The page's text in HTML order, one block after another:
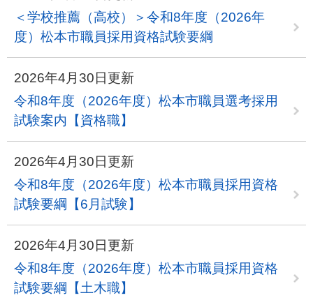
＜学校推薦（高校）＞令和8年度（2026年
度）松本市職員採用資格試験要綱
2026年4月30日更新
令和8年度（2026年度）松本市職員選考採用
試験案内【資格職】
2026年4月30日更新
令和8年度（2026年度）松本市職員採用資格
試験要綱【6月試験】
2026年4月30日更新
令和8年度（2026年度）松本市職員採用資格
試験要綱【土木職】